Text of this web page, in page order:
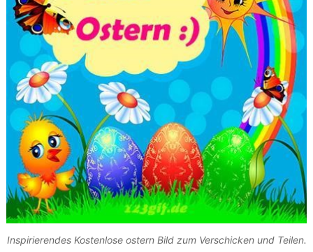
Inspirierendes Kostenlose ostern Bild zum Verschicken und Teilen.